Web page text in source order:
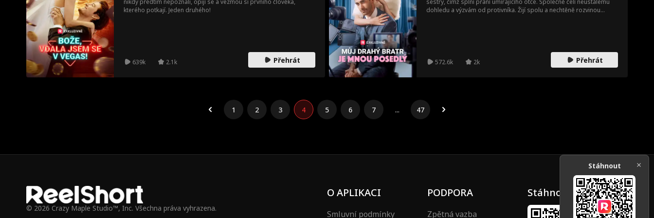
nikdy předtím nepoznali, opijí se a vezmou si prvního člověka,
kterého potkají. Jeden druhého!
639k 2.1k Přehrát
sestry, čímž splní přání umírajícího otce. Společně čelí neustálému
dohledu a výzvám od protivníka. Žijí spolu a nechtěně rozvinou
572.6k 2k Přehrát
1 2 3 4 5 6 7 ... 47
© 2026 Crazy Maple Studio™, Inc. Všechna práva vyhrazena.
O APLIKACI
Smluvní podmínky
PODPORA
Zpětná vazba
Stáhnout
Stáhnout